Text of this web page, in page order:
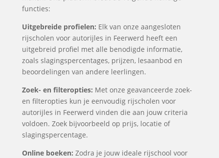
functies:
Uitgebreide profielen: Elk van onze aangesloten
rijscholen voor autorijles in Feerwerd heeft een
uitgebreid profiel met alle benodigde informatie,
zoals slagingspercentages, prijzen, lesaanbod en
beoordelingen van andere leerlingen.
Zoek- en filteropties: Met onze geavanceerde zoek-
en filteropties kun je eenvoudig rijscholen voor
autorijles in Feerwerd vinden die aan jouw criteria
voldoen. Zoek bijvoorbeeld op prijs, locatie of
slagingspercentage.
Online boeken: Zodra je jouw ideale rijschool voor